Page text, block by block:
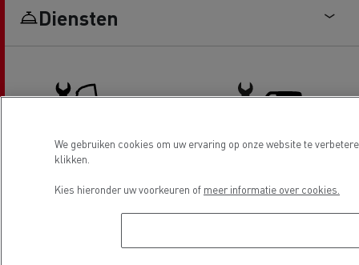
Diensten
We gebruiken cookies om uw ervaring op onze website te
klikken.
Kies hieronder uw voorkeuren of meer informatie over cookies.